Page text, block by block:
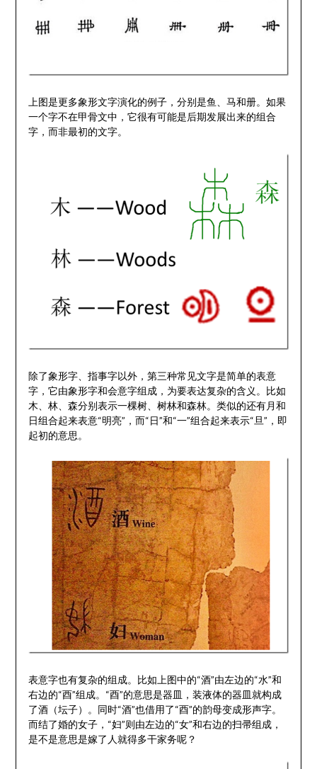
上图是更多象形文字演化的例子，分别是鱼、马和册。如果
一个字不在甲骨文中，它很有可能是后期发展出来的组合
字，而非最初的文字。
除了象形字、指事字以外，第三种常见文字是简单的表意
字，它由象形字和会意字组成，为要表达复杂的含义。比如
木、林、森分别表示一棵树、树林和森林。类似的还有月和
日组合起来表意“明亮”，而“日”和“一”组合起来表示“旦”，即
起初的意思。
表意字也有复杂的组成。比如上图中的“酒”由左边的“水”和
右边的“酉”组成。“酉”的意思是器皿，装液体的器皿就构成
了酒（坛子）。同时“酒”也借用了“酉”的韵母变成形声字。
而结了婚的女子，“妇”则由左边的“女”和右边的扫帚组成，
是不是意思是嫁了人就得多干家务呢？